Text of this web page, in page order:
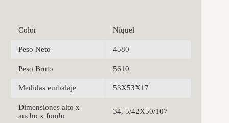
Color Níquel
Peso Neto 4580
Peso Bruto 5610
Medidas embalaje 53X53X17
Dimensiones alto x
ancho x fondo
34, 5/42X50/107